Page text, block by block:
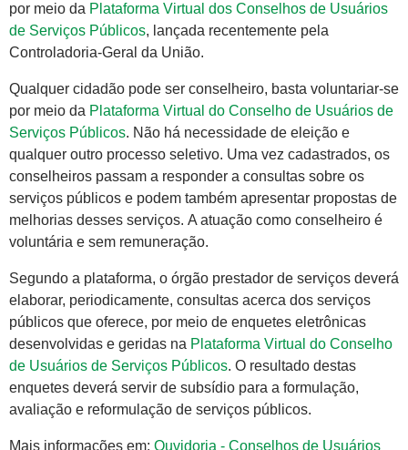
por meio da Plataforma Virtual dos Conselhos de Usuários
de Serviços Públicos, lançada recentemente pela
Controladoria-Geral da União.
Qualquer cidadão pode ser conselheiro, basta voluntariar-se
por meio da Plataforma Virtual do Conselho de Usuários de
Serviços Públicos. Não há necessidade de eleição e
qualquer outro processo seletivo. Uma vez cadastrados, os
conselheiros passam a responder a consultas sobre os
serviços públicos e podem também apresentar propostas de
melhorias desses serviços. A atuação como conselheiro é
voluntária e sem remuneração.
Segundo a plataforma, o órgão prestador de serviços deverá
elaborar, periodicamente, consultas acerca dos serviços
públicos que oferece, por meio de enquetes eletrônicas
desenvolvidas e geridas na Plataforma Virtual do Conselho
de Usuários de Serviços Públicos. O resultado destas
enquetes deverá servir de subsídio para a formulação,
avaliação e reformulação de serviços públicos.
Mais informações em: Ouvidoria - Conselhos de Usuários